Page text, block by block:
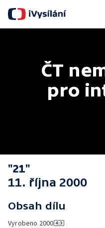
ČT
pro
"21"
11. října 2000
Obsah dílu
Vyrobeno 2000